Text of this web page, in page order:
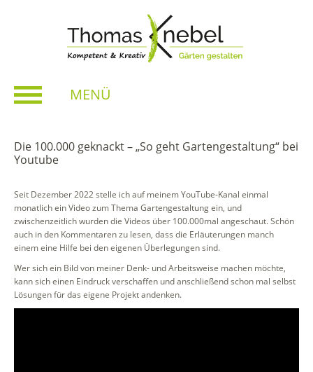
MENÜ
Die 100.000 geknackt – „So geht Gartengestaltung“ bei
Youtube
Seit Dezember 2022 stelle ich auf meinem YouTube-Kanal einmal
monatlich ein Video zum Thema Gartengestaltung ein, und
zwischenzeitlich wurden die Videos über 100.000mal angeschaut. Schön
auch in den Kommentaren zu lesen, dass die Erläuterungen manch
einem eine Hilfe bei den eigenen Überlegungen sind.
Wer sich ein Bild von meiner Denk- und Arbeitsweise machen möchte,
kann sich einen Eindruck verschaffen und anschließend schon mal selbst
Lösungen für das eigene Projekt andenken.